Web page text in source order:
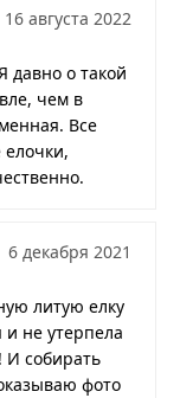
16 августа 2022
давно о такой
чем в
Все
6 декабря 2021
литую елку
и не утерпела
И собирать
фото